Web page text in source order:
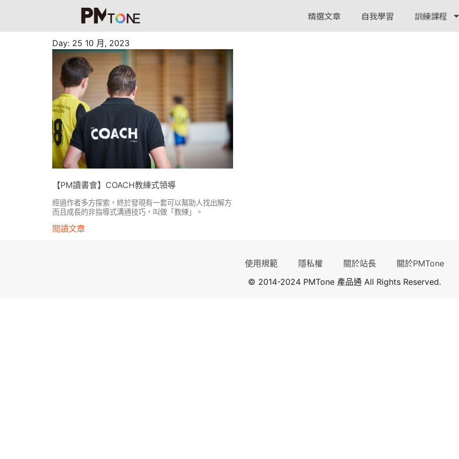
精選文章 自我學習 訓練課程
Day: 25 10 月, 2023
【PM讀書會】COACH教練式領導
經過作者多方探索，終於發現有一套可以幫助人找出解方
而且成長的非指導式溝通技巧，叫做「教練」。
閱讀文章
使用規範 隱私權 關於站長
關於PMTone
© 2014-2024 PMTone 產品通 All Rights Reserved.